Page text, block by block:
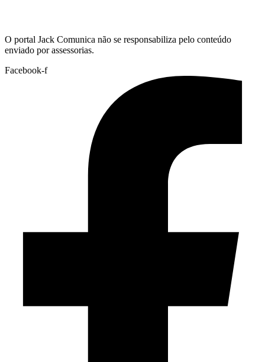
O portal Jack Comunica não se responsabiliza pelo conteúdo
enviado por assessorias.
Facebook-f